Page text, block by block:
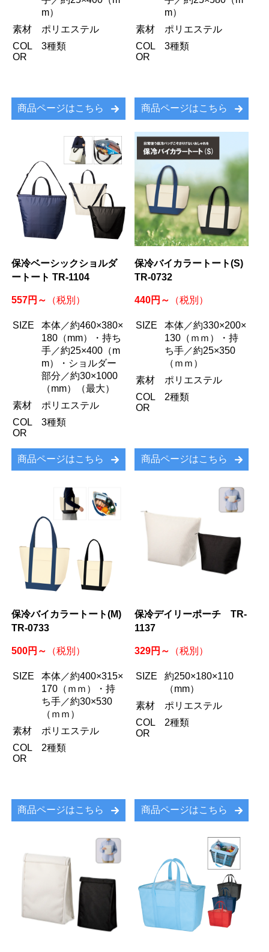
m）
素材
ポリエステル
COL
OR
3種類
商品ページはこちら
m）
素材
ポリエステル
COL
OR
3種類
商品ページはこちら
保冷ベーシックショルダ
ートート TR-1104
557円～ （税別）
SIZE
本体／約460×380×
180（mm）・持ち
手／約25×400（m
m）・ショルダー
部分／約30×1000
（mm）（最大）
素材
ポリエステル
COL
OR
3種類
商品ページはこちら
保冷バイカラートート(S)
TR-0732
440円～ （税別）
SIZE
本体／約330×200×
130（ｍｍ）・持
ち手／約25×350
（ｍｍ）
素材
ポリエステル
COL
OR
2種類
商品ページはこちら
保冷バイカラートート(M)
TR-0733
500円～ （税別）
SIZE
本体／約400×315×
170（ｍｍ）・持
ち手／約30×530
（ｍｍ）
素材
ポリエステル
COL
OR
2種類
商品ページはこちら
保冷デイリーポーチ TR-
1137
329円～ （税別）
SIZE
約250×180×110
（mm）
素材
ポリエステル
COL
OR
2種類
商品ページはこちら